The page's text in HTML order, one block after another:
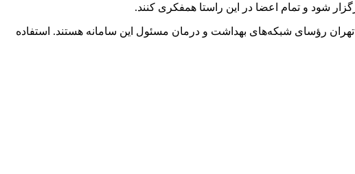
شود و تمام اعضا در این راستا همفکری کنند.
تهران رؤسای شبکه‌های بهداشت و درمان مسئول این سامانه هستند. استفاده